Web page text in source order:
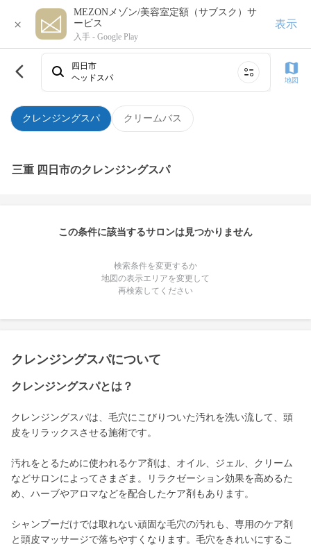
×
MEZONメゾン/美容室定額（サブスク）サ
ービス
入手 - Google Play
表示
クレンジングスパ クリームバス
四日市
ヘッドスパ
地図
三重 四日市のクレンジングスパ
この条件に該当するサロンは見つかりません
検索条件を変更するか
地図の表示エリアを変更して
再検索してください
クレンジングスパについて
クレンジングスパとは？
クレンジングスパは、毛穴にこびりついた汚れを洗い流して、頭
皮をリラックスさせる施術です。
汚れをとるために使われるケア剤は、オイル、ジェル、クリーム
などサロンによってさまざま。リラクゼーション効果を高めるた
め、ハーブやアロマなどを配合したケア剤もあります。
シャンプーだけでは取れない頑固な毛穴の汚れも、専用のケア剤
と頭皮マッサージで落ちやすくなります。毛穴をきれいにするこ